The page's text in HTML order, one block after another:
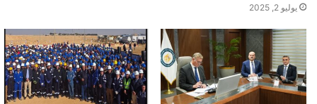
يوليو 2, 2025